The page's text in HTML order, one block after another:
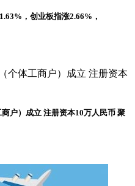
，创业板指涨2.66%，
户）成立 注册资本10万人民币 聚